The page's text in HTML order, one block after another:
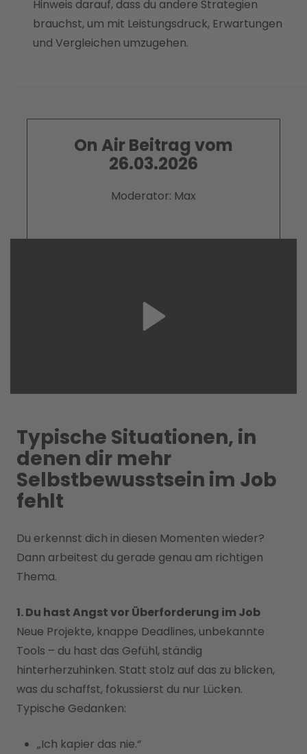
Hinweis darauf, dass du andere Strategien
brauchst, um mit Leistungsdruck, Erwartungen
und Vergleichen umzugehen.
On Air Beitrag vom
26.03.2026
Moderator: Max
Typische Situationen, in
denen dir mehr
Selbstbewusstsein im Job
fehlt
Du erkennst dich in diesen Momenten wieder?
Dann arbeitest du gerade genau am richtigen
Thema.
1. Du hast Angst vor Überforderung im Job
Neue Projekte, knappe Deadlines, unbekannte
Tools – du hast das Gefühl, ständig
hinterherzuhinken. Statt stolz auf das zu blicken,
was du schaffst, fokussierst du nur Lücken.
Typische Gedanken:
„Ich kapier das nie.“